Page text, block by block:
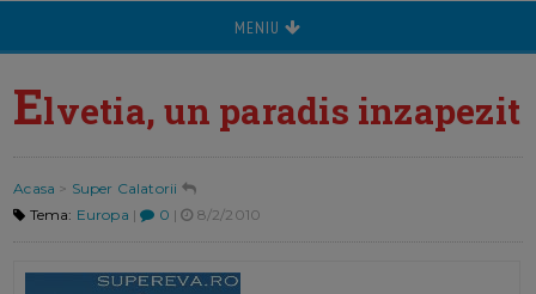
MENIU
Elvetia, un paradis inzapezit
Acasa > Super Calatorii
Tema: Europa | 0 | 8/2/2010